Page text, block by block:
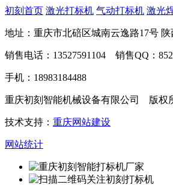
初刻首页 激光打标机 气动打标机 激光
地址：重庆市北碚区城南云逸路17号 陕
销售电话：13527591104 销售QQ：
手机：18983184488
重庆初刻智能机械设备有限公司 版权
技术支持： 重庆网站建设
网站统计